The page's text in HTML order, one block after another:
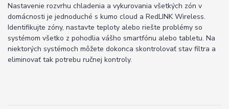
Nastavenie rozvrhu chladenia a vykurovania všetkých zón v
domácnosti je jednoduché s kumo cloud a RedLINK Wireless.
Identifikujte zóny, nastavte teploty alebo riešte problémy so
systémom všetko z pohodlia vášho smartfónu alebo tabletu. Na
niektorých systémoch môžete dokonca skontrolovať stav filtra a
eliminovať tak potrebu ručnej kontroly.